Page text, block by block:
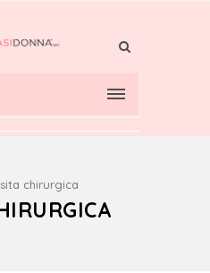
chirurgica